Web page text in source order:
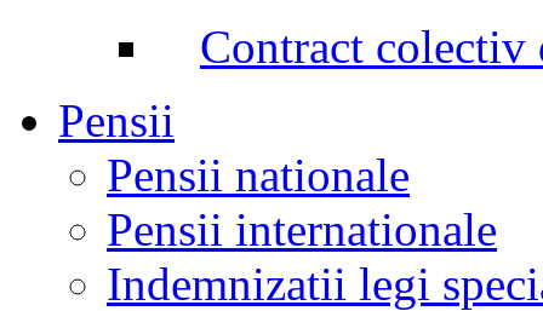
Contract colectiv
Pensii
Pensii nationale
Pensii internationale
Indemnizatii legi